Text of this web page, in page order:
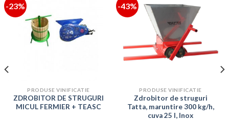
-23%
PRODUSE VINIFICATIE
ZDROBITOR DE STRUGURI
MICUL FERMIER + TEASC
-43%
PRODUSE VINIFICATIE
Zdrobitor de struguri
Tatta, maruntire 300 kg/h,
cuva 25 l, Inox